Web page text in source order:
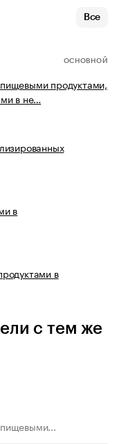
Все
ОСНОВНОЙ
продуктами,
в не…
в
в
с тем же